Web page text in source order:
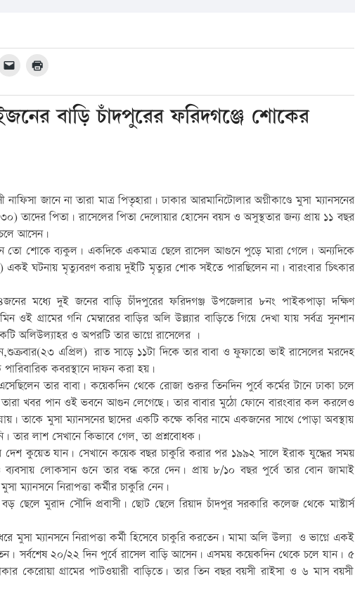
বাড়ি চাঁদপুরের ফরিদগঞ্জে শোকের
জানে না তারা মাত্র পিতৃহারা। ঢাকার আরমানিটোলার অগ্নীকাণ্ডে মুসা ম্যানসনের
তাদের পিতা। রাসেলের পিতা দেলোয়ার হোসেন বয়স ও অসুস্থতার জন্য প্রায় ১১ বছর
চলে আসেন।
তো শোকে ব্যকুল। একদিকে একমাত্র ছেলে রাসেল আগুনে পুড়ে মারা গেলে। অন্যদিকে
একই ঘটনায় মৃত্যুবরণ করায় দুইটি মৃত্যুর শোক সইতে পারছিলেন না। বারংবার চিৎকার
মধ্যে দুই জনের বাড়ি চাঁঁদপুরের ফরিদগঞ্জ উপজেলার ৮নং পাইকপাড়া দক্ষিণ
গ্রামের গনি মেম্বারের বাড়ির অলি উল্ল্যার বাড়িতে গিয়ে দেখা যায় সর্বত্র সুনশান
অলিউল্যাহর ও অপরটি তার ভাগ্নে রাসেলের ।
এপ্রিল) রাত সাড়ে ১১টা দিকে তার বাবা ও ফুফাতো ভাই রাসেলের মরদেহ
কবরস্থানে দাফন করা হয়।
তার বাবা। কয়েকদিন থেকে রোজা শুরুর তিনদিন পুর্বে কর্মের টানে ঢাকা চলে
তারা খবর পান ওই ভবনে আগুন লেগেছে। তার বাবার মুঠো ফোনে বারংবার কল করলেও
তাকে মুসা ম্যানসনের ছাদের একটি কক্ষে কবির নামে একজনের সাথে পোড়া অবস্থায়
লাশ সেখানে কিভাবে গেল, তা প্রশ্নবোধক।
দেশ কুয়েত যান। সেখানে কয়েক বছর চাকুরি করার পর ১৯৯২ সালে ইরাক যুদ্ধের সময়
লোকসান গুনে তার বন্ধ করে দেন। প্রায় ৮/১০ বছর পুর্বে তার বোন জামাই
ম্যানসনে নিরাপত্তা কর্মীর চাকুরি নেন।
মুরাদ সৌদি প্রবাসী। ছোট ছেলে রিয়াদ চাঁদপুর সরকারি কলেজ থেকে মাস্টার্স
মুসা ম্যানসনে নিরাপত্তা কর্মী হিসেবে চাকুরি করতেন। মামা অলি উল্যা ও ভাগ্নে একই
সর্বশেষ ২০/২২ দিন পুর্বে রাসেল বাড়ি আসেন। এসময় কয়েকদিন থেকে চলে যান। ৫
কেরোয়া গ্রামের পাটওয়ারী বাড়িতে। তার তিন বছর বয়সী রাইসা ও ৬ মাস বয়সী